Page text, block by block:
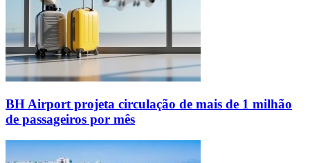
BH Airport projeta circulação de mais de 1 milhão
de passageiros por mês